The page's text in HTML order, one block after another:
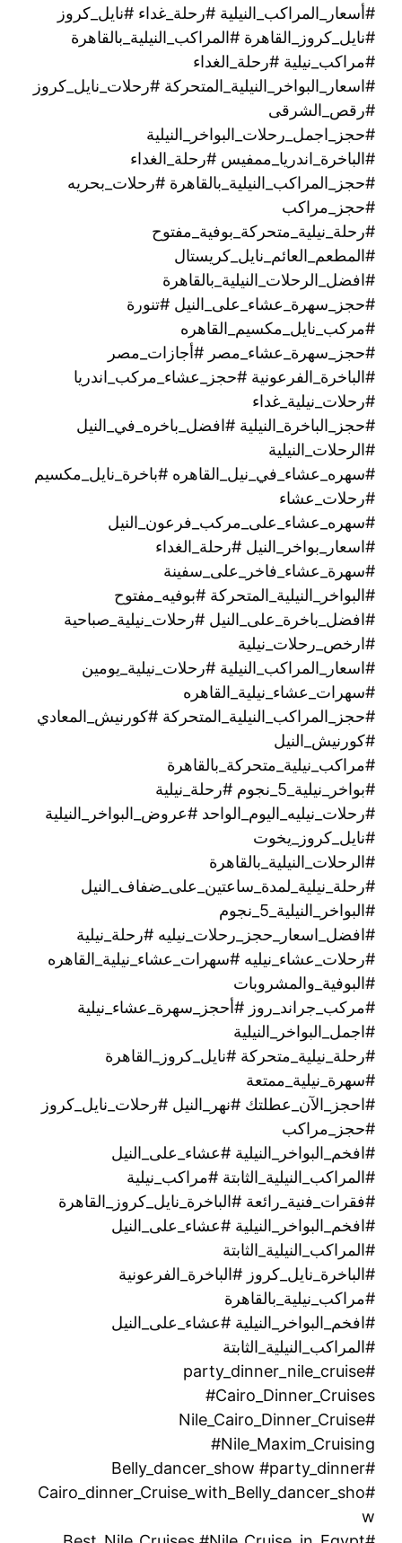
#أسعار_المراكب_النيلية #رحلة_غداء #نايل_كروز
#نايل_كروز_القاهرة #المراكب_النيلية_بالقاهرة
#مراكب_نيلية #رحلة_الغداء
#اسعار_البواخر_النيلية_المتحركة #رحلات_نايل_كروز
#رقص_الشرقى
#حجز_اجمل_رحلات_البواخر_النيلية
#الباخرة_اندريا_ممفيس #رحلة_الغداء
#حجز_المراكب_النيلية_بالقاهرة #رحلات_بحريه
#حجز_مراكب
#رحلة_نيلية_متحركة_بوفية_مفتوح
#المطعم_العائم_نايل_كريستال
#افضل_الرحلات_النيلية_بالقاهرة
#حجز_سهرة_عشاء_على_النيل #تنورة
#مركب_نايل_مكسيم_القاهره
#حجز_سهرة_عشاء_مصر #أجازات_مصر
#الباخرة_الفرعونية #حجز_عشاء_مركب_اندريا
#رحلات_نيلية_غداء
#حجز_الباخرة_النيلية #افضل_باخره_في_النيل
#الرحلات_النيلية
#سهره_عشاء_في_نيل_القاهره‏ #باخرة_نايل_مكسيم
#رحلات_عشاء
#سهره_عشاء_على_مركب_فرعون_النيل
#اسعار_بواخر_النيل #رحلة_الغداء
#سهرة_عشاء_فاخر_على_سفينة
#البواخر_النيلية_المتحركة #بوفيه_مفتوح
#افضل_باخرة_على_النيل #رحلات_نيلية_صباحية
#ارخص_رحلات_نيلية
#اسعار_المراكب_النيلية #رحلات_نيلية_يومين
#سهرات_عشاء_نيلية_القاهره
#حجز_المراكب_النيلية_المتحركة #كورنيش_المعادي
#كورنيش_النيل
#مراكب_نيلية_متحركة_بالقاهرة
#بواخر_نيلية_5_نجوم #رحلة_نيلية
#رحلات_نيليه_اليوم_الواحد #عروض_البواخر_النيلية
#نايل_كروز_يخوت
#الرحلات_النيلية_بالقاهرة
#رحلة_نيلية_لمدة_ساعتين_على_ضفاف_النيل
#البواخر_النيلية_5_نجوم
#افضل_اسعار_حجز_رحلات_نيليه #رحلة_نيلية
#رحلات_عشاء_نيليه #سهرات_عشاء_نيلية_القاهره
#البوفية_والمشروبات
#مركب_جراند_روز #أحجز_سهرة_عشاء_نيلية
#اجمل_البواخر_النيلية
#رحلة_نيلية_متحركة ‫#نايل_كروز_القاهرة
#سهرة_نيلية_ممتعة
#احجز_الآن_عطلتك #نهر_النيل #رحلات_نايل_كروز
#حجز_مراكب
#افخم_البواخر_النيلية #عشاء_على_النيل
#المراكب_النيلية_الثابتة #مراكب_نيلية
#فقرات_فنية_رائعة #الباخرة_نايل_كروز_القاهرة
#افخم_البواخر_النيلية #عشاء_على_النيل
#المراكب_النيلية_الثابتة
#الباخرة_نايل_كروز #الباخرة_الفرعونية
#مراكب_نيلية_بالقاهرة
#افخم_البواخر_النيلية #عشاء_على_النيل
#المراكب_النيلية_الثابتة
#party_dinner_nile_cruise
#Cairo_Dinner_Cruises
#Nile_Cairo_Dinner_Cruise
#Nile_Maxim_Cruising
#Belly_dancer_show #party_dinner
#Cairo_dinner_Cruise_with_Belly_dancer_sho
w